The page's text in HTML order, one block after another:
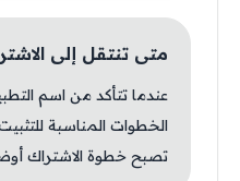
متى تنتقل إلى
عندما تتأكد من اسم
الخطوات المناسبة
تصبح خطوة الاشتراك